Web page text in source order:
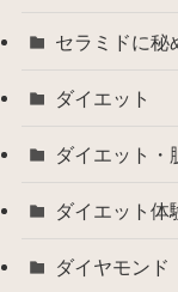
セラミドに秘
ダイエット
ダイエット・
ダイエット体
ダイヤモンド